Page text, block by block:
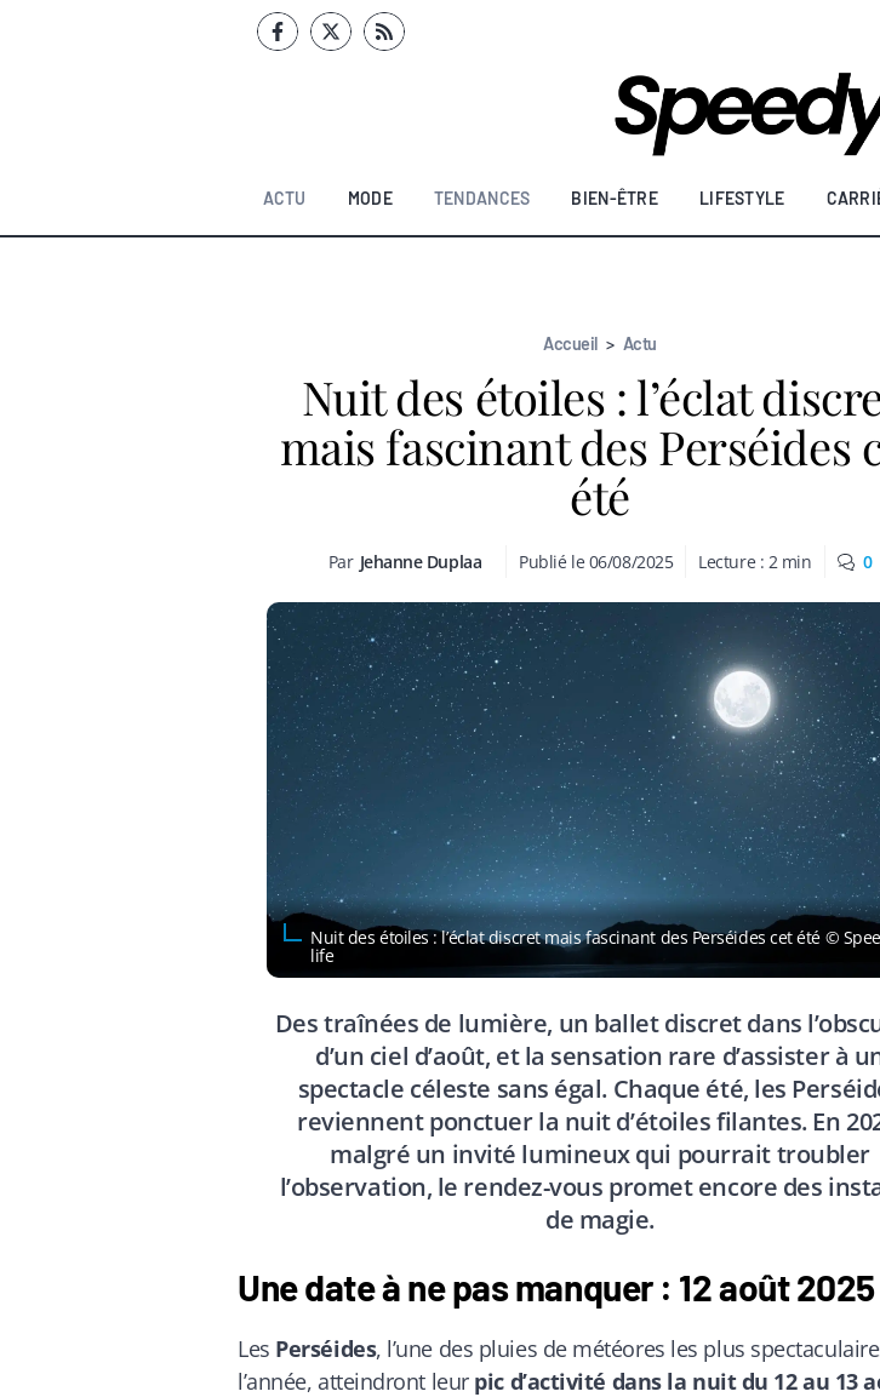
ACTU MODE TENDANCES BIEN-ÊTRE LIFESTYLE
Accueil > Actu
Nuit des étoiles : l’éclat
mais fascinant des Perséides
été
Par Jehanne Duplaa Publié le06/08/2025 Lecture : 2 min 0
Nuit des étoiles : l’éclat discret mais fascinant des Perséides cet été ©
life
Des traînées de lumière, un ballet discret dans
d’un ciel d’août, et la sensation rare d’assister à
spectacle céleste sans égal. Chaque été, les
reviennent ponctuer la nuit d’étoiles filantes. En
malgré un invité lumineux qui pourrait troubler
l’observation, le rendez-vous promet encore des
de magie.
Une date à ne pas manquer : 12 août 2025
Les Perséides, l’une des pluies de météores les plus
l’année, atteindront leur pic d’activité dans la nuit du 12 au 13